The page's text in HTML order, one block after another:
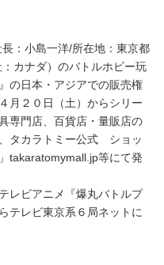
：小島一洋/所在地：東京都
カナダ）のバトルホビー玩
の日本・アジアでの販売権
月２０日（土）からシリー
専門店、百貨店・量販店の
タカラトミー公式 ショッ
takaratomymall.jp等にて発
レビアニメ『爆丸バトルプ
テレビ東京系６局ネットに